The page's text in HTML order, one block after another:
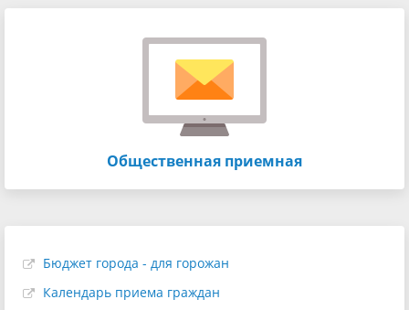
Общественная приемная
Бюджет города - для горожан
Календарь приема граждан